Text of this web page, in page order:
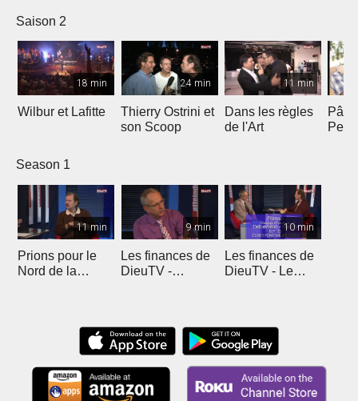
Saison 2
18 min
Wilbur et Lafitte
24 min
Thierry Ostrini et
son Scoop
11 min
Dans les règles
de l'Art
Season 1
11 min
Prions pour le
Nord de la
9 min
Les finances de
DieuTV -
10 min
Les finances de
DieuTV - Le